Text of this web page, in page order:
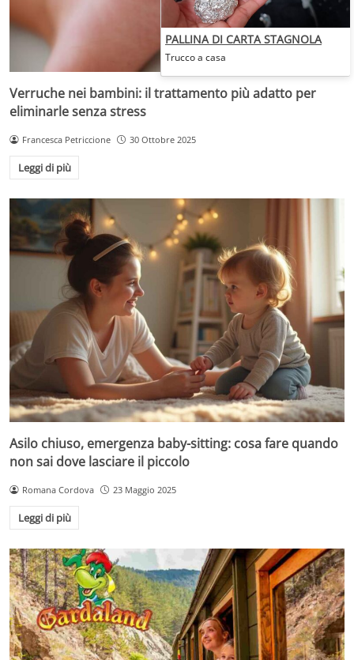
Verruche nei bambini: il trattamento più adatto per
eliminarle senza stress
Francesca Petriccione 30 Ottobre 2025
Leggi di più
Asilo chiuso, emergenza baby-sitting: cosa fare quando
non sai dove lasciare il piccolo
Romana Cordova 23 Maggio 2025
Leggi di più
PALLINA DI CARTA STAGNOLA
Trucco a casa